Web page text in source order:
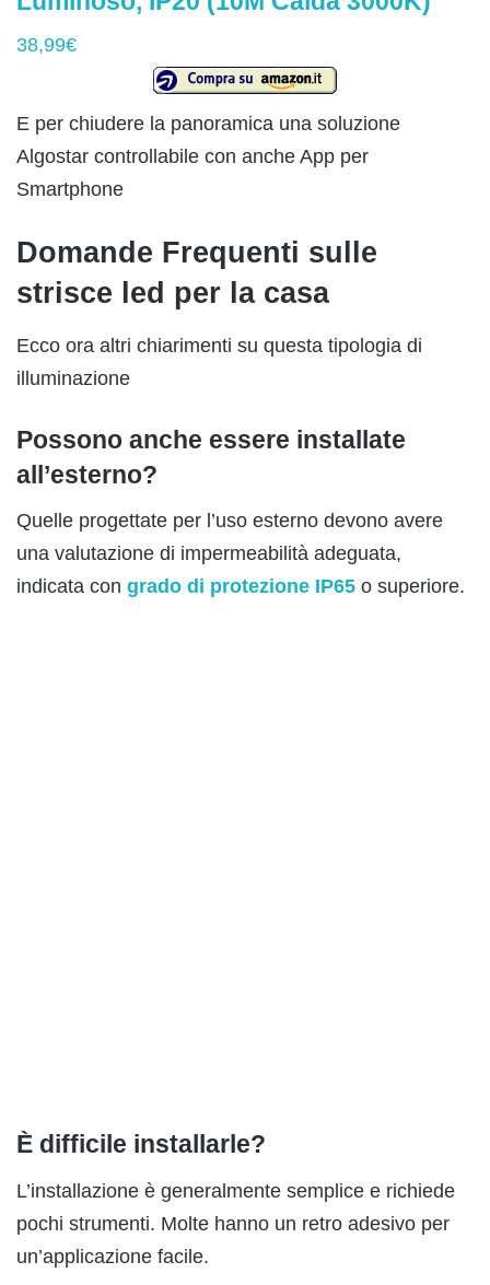
38,99€
E per chiudere la panoramica una soluzione
Algostar controllabile con anche App per
Smartphone
Domande Frequenti sulle
strisce led per la casa
Ecco ora altri chiarimenti su questa tipologia di
illuminazione
Possono anche essere installate
all’esterno?
Quelle progettate per l’uso esterno devono avere
una valutazione di impermeabilità adeguata,
indicata con grado di protezione IP65 o superiore.
È difficile installarle?
L’installazione è generalmente semplice e richiede
pochi strumenti. Molte hanno un retro adesivo per
un’applicazione facile.